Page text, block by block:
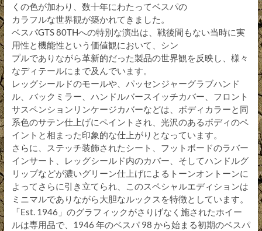
くの色が加わり、数十年にわたってベスパの
カラフルな世界観が築かれてきました。
ベスパGTS 80THへの特別な演出は、戦後間もない当時に実
用性と機能性という価値観において、シン
プルでありながら革新的だった製品の世界観を反映し、様々
なディテールにまで及んでいます。
レッグシールドのモールや、パッセンジャーグラブハンド
ル、バックミラー、ハンドルバースイッチカバー、フロント
サスペンションリンケージカバーなどは、ボディカラーと同
系色のサテン仕上げにペイントされ、光沢のあるボディのペ
イントと相まった印象的な仕上がりとなっています。
さらに、ステッチ装飾されたシート、フットボードのラバー
インサート、レッグシールド内のカバー、そしてハンドルグ
リップなどが濃いグリーン仕上げによるトーンオントーンに
よってさらに引き立てられ、このスペシャルエディションは
ミニマルでありながら大胆なルックスを特徴としています。
「Est. 1946」のグラフィックがさりげなく施されたホイー
ルは専用品で、1946 年のベスパ 98 から始まる初期のベスパ